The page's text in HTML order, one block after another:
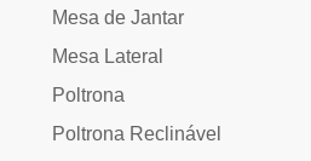
Mesa de Jantar
Mesa Lateral
Poltrona
Poltrona Reclinável